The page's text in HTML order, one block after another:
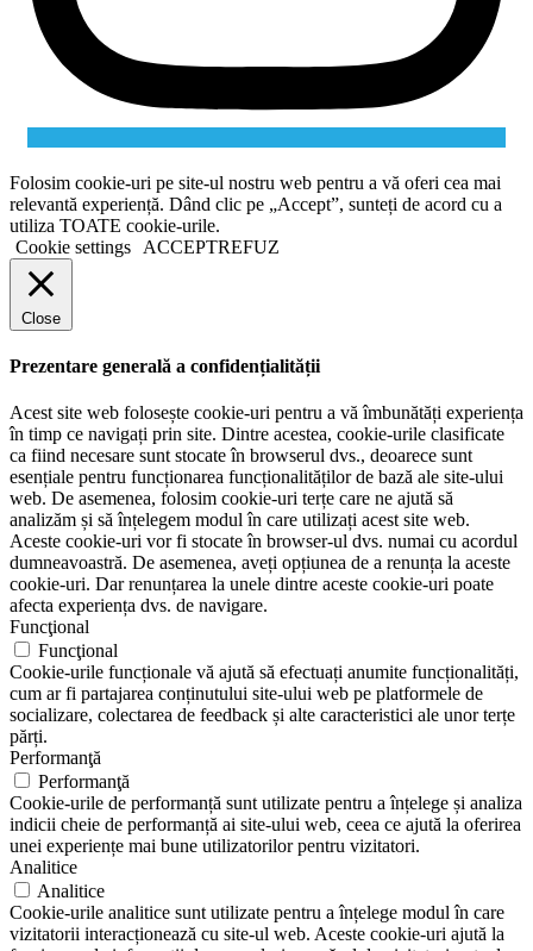
Folosim cookie-uri pe site-ul nostru web pentru a vă oferi cea mai
relevantă experiență. Dând clic pe „Accept”, sunteți de acord cu a
utiliza TOATE cookie-urile.
Cookie settings
ACCEPTREFUZ
Close
Prezentare generală a confidențialității
Acest site web folosește cookie-uri pentru a vă îmbunătăți experiența
în timp ce navigați prin site. Dintre acestea, cookie-urile clasificate
ca fiind necesare sunt stocate în browserul dvs., deoarece sunt
esențiale pentru funcționarea funcționalităților de bază ale site-ului
web. De asemenea, folosim cookie-uri terțe care ne ajută să
analizăm și să înțelegem modul în care utilizați acest site web.
Aceste cookie-uri vor fi stocate în browser-ul dvs. numai cu acordul
dumneavoastră. De asemenea, aveți opțiunea de a renunța la aceste
cookie-uri. Dar renunțarea la unele dintre aceste cookie-uri poate
afecta experiența dvs. de navigare.
Funcţional
Funcţional
Cookie-urile funcționale vă ajută să efectuați anumite funcționalități,
cum ar fi partajarea conținutului site-ului web pe platformele de
socializare, colectarea de feedback și alte caracteristici ale unor terțe
părți.
Performanţă
Performanţă
Cookie-urile de performanță sunt utilizate pentru a înțelege și analiza
indicii cheie de performanță ai site-ului web, ceea ce ajută la oferirea
unei experiențe mai bune utilizatorilor pentru vizitatori.
Analitice
Analitice
Cookie-urile analitice sunt utilizate pentru a înțelege modul în care
vizitatorii interacționează cu site-ul web. Aceste cookie-uri ajută la